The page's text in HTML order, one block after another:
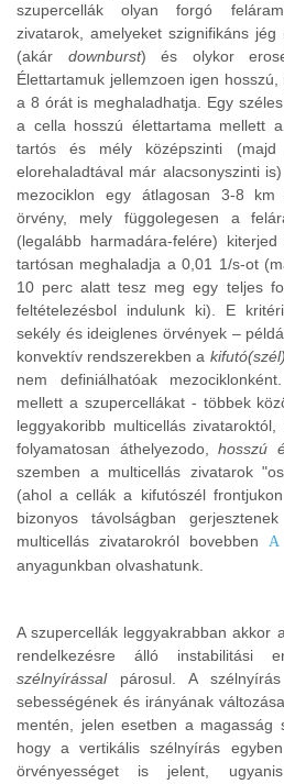
szupercellák olyan forgó
zivatarok, amelyeket szignifikáns
(akár downburst) és olykor
Élettartamuk jellemzoen igen
a 8 órát is meghaladhatja. Egy
a cella hosszú élettartama mellett
tartós és mély középszinti (majd
elorehaladtával már alacsonyszinti
mezociklon egy átlagosan 3-8 km
örvény, mely függolegesen a
(legalább harmadára-felére)
tartósan meghaladja a 0,01 1/s-ot
10 perc alatt tesz meg egy teljes
feltételezésbol indulunk ki). E
sekély és ideiglenes örvények –
konvektív rendszerekben a
nem definiálhatóak
mellett a szupercellákat - többek
leggyakoribb multicellás
folyamatosan áthelyezodo, hosszú
szemben a multicellás zivatarok
(ahol a cellák a kifutószél
bizonyos távolságban
multicellás zivatarokról bovebben A
anyagunkban olvashatunk.
A szupercellák leggyakrabban akkor
rendelkezésre álló instabilitási
szélnyírássalpárosul. A
sebességének és irányának
mentén, jelen esetben a magasság
hogy a vertikális szélnyírás
örvényességet is jelent,